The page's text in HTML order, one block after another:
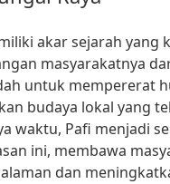
akar sejarah yang
masyarakatnya
untuk mempererat
budaya lokal yang
waktu, Pafi menjadi
ini, membawa
dan